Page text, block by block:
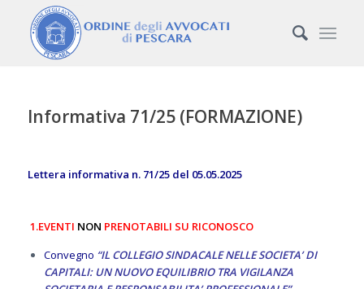
Informativa 71/25 (FORMAZIONE)
Lettera informativa n. 71/25 del 05.05.2025
1.EVENTI NON PRENOTABILI SU RICONOSCO
Convegno “IL COLLEGIO SINDACALE NELLE SOCIETA’ DI
CAPITALI: UN NUOVO EQUILIBRIO TRA VIGILANZA